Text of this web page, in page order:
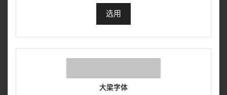
选用
大梁字体